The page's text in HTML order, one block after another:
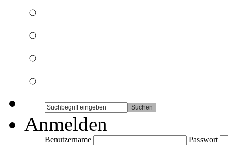
Anmelden
Benutzername Passwort